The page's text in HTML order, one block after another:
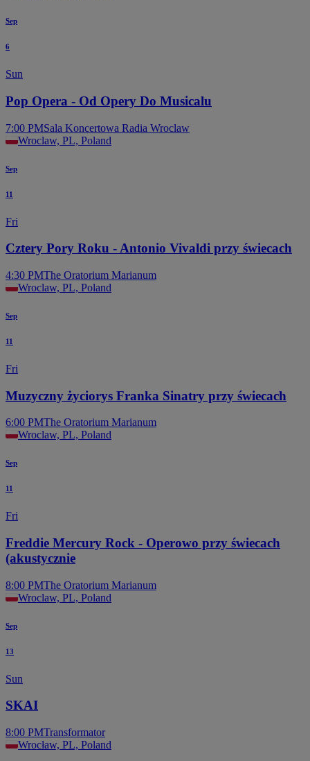
Sep
6
Sun
Pop Opera - Od Opery Do Musicalu
7:00 PMSala Koncertowa Radia Wroclaw
Wroclaw, PL, Poland
Sep
11
Fri
Cztery Pory Roku - Antonio Vivaldi przy świecach
4:30 PMThe Oratorium Marianum
Wroclaw, PL, Poland
Sep
11
Fri
Muzyczny życiorys Franka Sinatry przy świecach
6:00 PMThe Oratorium Marianum
Wroclaw, PL, Poland
Sep
11
Fri
Freddie Mercury Rock - Operowo przy świecach
(akustycznie
8:00 PMThe Oratorium Marianum
Wroclaw, PL, Poland
Sep
13
Sun
SKAI
8:00 PMTransformator
Wrocław, PL, Poland